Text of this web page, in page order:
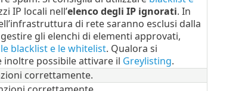
IP locali nell’elenco degli IP ignorati. In
di rete saranno esclusi dalla
gli elenchi di elementi approvati,
le blacklist e le whitelist. Qualora si
inoltre possibile attivare il Greylisting.
correttamente.